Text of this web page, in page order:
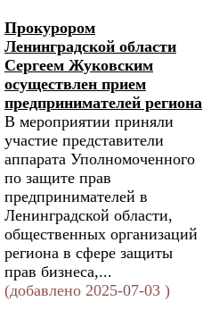
Прокурором
Ленинградской области
Сергеем Жуковским
осуществлен прием
предпринимателей региона
В мероприятии приняли
участие представители
аппарата Уполномоченного
по защите прав
предпринимателей в
Ленинградской области,
общественных организаций
региона в сфере защиты
прав бизнеса,...
(добавлено 2025-07-03 )